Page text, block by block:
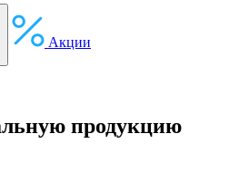
Акции
продукцию